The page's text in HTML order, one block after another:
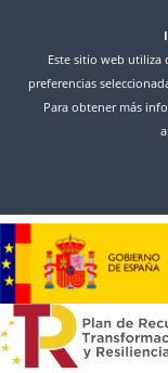
Este sitio web utiliza
preferencias
Para obtener más